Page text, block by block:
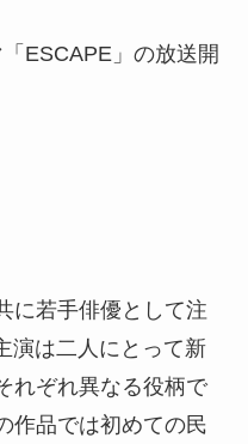
ESCAPE」の放送開
に若手俳優として注
演は二人にとって新
れぞれ異なる役柄で
作品では初めての民